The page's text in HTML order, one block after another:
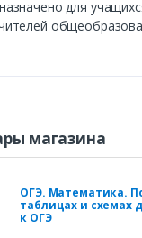
для
магазина
ОГЭ. Математика.
таблицах и схемах
к ОГЭ